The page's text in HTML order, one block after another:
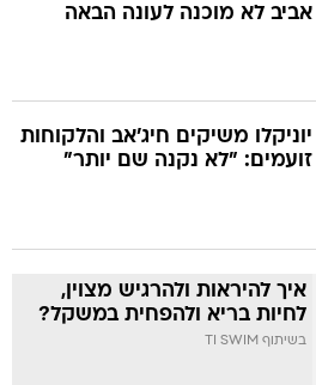
אביב לא מוכנה לעונה הבאה
יוניקלו משיקים חיג'אב והלקוחות
זועמים: "לא נקנה שם יותר"
איך להיראות ולהרגיש מצוין,
לחיות בריא ולהפחית במשקל?
בשיתוף TI SWIM